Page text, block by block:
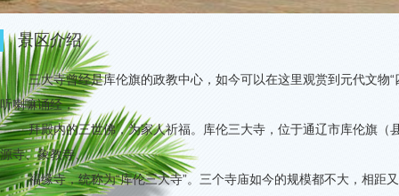
景区介绍
三大寺曾经是库伦旗的政教中心，如今可以在这里观赏到元代文物
听喇嘛诵经，
拜殿内的三世佛，为家人祈福。库伦三大寺，位于通辽市库伦旗
源寺、象教寺、
福缘寺，统称为“库伦三大寺”。三个寺庙如今的规模都不大，相